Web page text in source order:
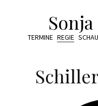
TERMINE REGIE